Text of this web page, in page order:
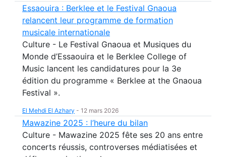
Essaouira : Berklee et le Festival Gnaoua
relancent leur programme de formation
musicale internationale
Culture - Le Festival Gnaoua et Musiques du
Monde d’Essaouira et le Berklee College of
Music lancent les candidatures pour la 3e
édition du programme « Berklee at the Gnaoua
Festival ».
El Mehdi El Azhary - 12 mars 2026
Mawazine 2025 : l’heure du bilan
Culture - Mawazine 2025 fête ses 20 ans entre
concerts réussis, controverses médiatisées et